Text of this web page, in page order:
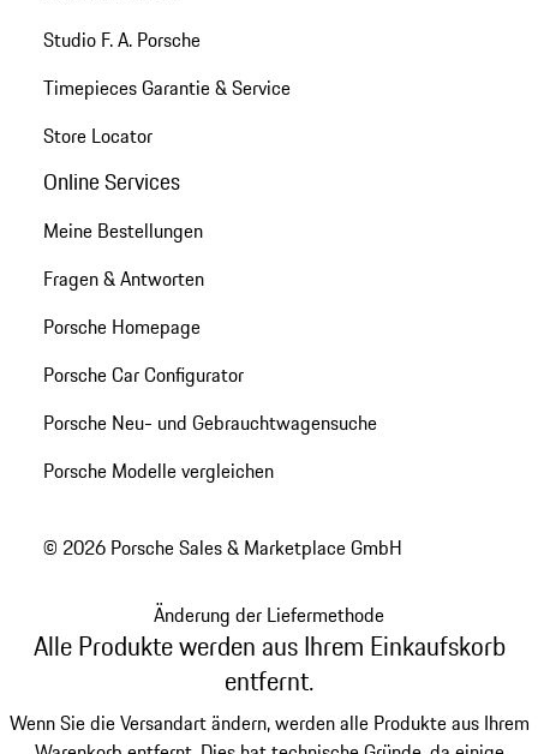
Studio F. A. Porsche
Timepieces Garantie & Service
Store Locator
Online Services
Meine Bestellungen
Fragen & Antworten
Porsche Homepage
Porsche Car Configurator
Porsche Neu- und Gebrauchtwagensuche
Porsche Modelle vergleichen
© 2026 Porsche Sales & Marketplace GmbH
Änderung der Liefermethode
Alle Produkte werden aus Ihrem Einkaufskorb
entfernt.
Wenn Sie die Versandart ändern, werden alle Produkte aus Ihrem